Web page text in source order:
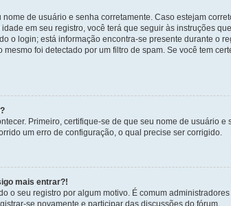
de usuário e senha corretamente. Caso estejam
em seu registro, você terá que seguir às instruções
o login; está informação encontra-se presente durante o
foi detectado por um filtro de spam. Se você tem
Primeiro, certifique-se de que seu nome de usuário
um erro de configuração, o qual precise ser corrigido.
mais entrar?!
o seu registro por algum motivo. É comum
se novamente e participar das discussões do fórum.